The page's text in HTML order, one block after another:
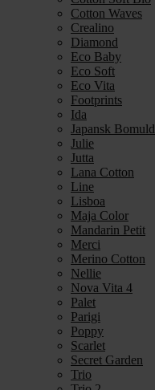
Cotton Waves
Crealino
Diamond
Eco Baby
Eco Soft
Eco Vita
Footprints
Ida
Japansk Bomuld
Julie
Jutta
Lana Cotton
Line
Lisboa
Maja Color
Mandarin Petit
Merci
Merino Cotton
Nellie
Nova Vita 4
Palet
Parigi
Poppy
Scarlet
Secret Garden
Trio